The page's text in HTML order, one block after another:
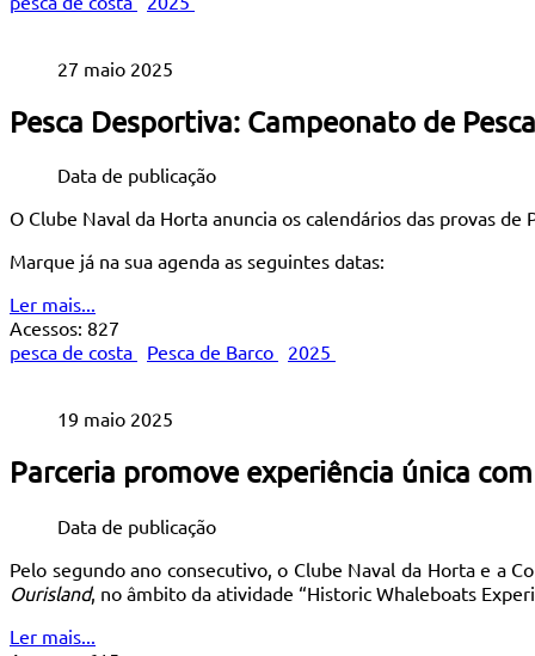
27 maio 2025
Pesca Desportiva: Campeonato de
Data de publicação
O Clube Naval da Horta anuncia os calendários das provas
Marque já na sua agenda as seguintes datas:
Ler mais...
Acessos: 827
pesca de costa
Pesca de Barco 2025
19 maio 2025
Parceria promove experiência única
Data de publicação
Pelo segundo ano consecutivo, o Clube Naval da Horta e a
Ourisland, no âmbito da atividade “Historic Whaleboats
Ler mais...